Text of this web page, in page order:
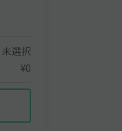
未選択
¥0